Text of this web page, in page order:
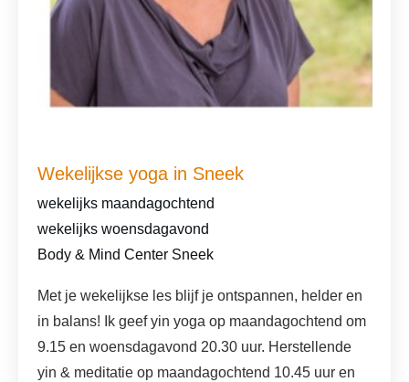
Wekelijkse yoga in Sneek
wekelijks maandagochtend
wekelijks woensdagavond
Body & Mind Center Sneek
Met je wekelijkse les blijf je ontspannen, helder en
in balans! Ik geef yin yoga op maandagochtend om
9.15 en woensdagavond 20.30 uur. Herstellende
yin & meditatie op maandagochtend 10.45 uur en